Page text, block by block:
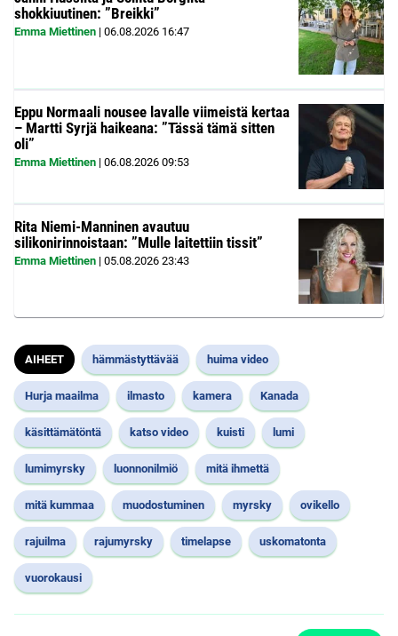
shokkiuutinen: ”Breikki”
Emma Miettinen | 06.08.2026 16:47
Eppu Normaali nousee lavalle viimeistä kertaa
– Martti Syrjä haikeana: ”Tässä tämä sitten
oli”
Emma Miettinen | 06.08.2026 09:53
Rita Niemi-Manninen avautuu
silikonirinnoistaan: ”Mulle laitettiin tissit”
Emma Miettinen | 05.08.2026 23:43
AIHEET hämmästyttävää huima video
Hurja maailma ilmasto kamera Kanada
käsittämätöntä katso video kuisti lumi
lumimyrsky luonnonilmiö mitä ihmettä
mitä kummaa muodostuminen myrsky ovikello
rajuilma rajumyrsky timelapse uskomatonta
vuorokausi